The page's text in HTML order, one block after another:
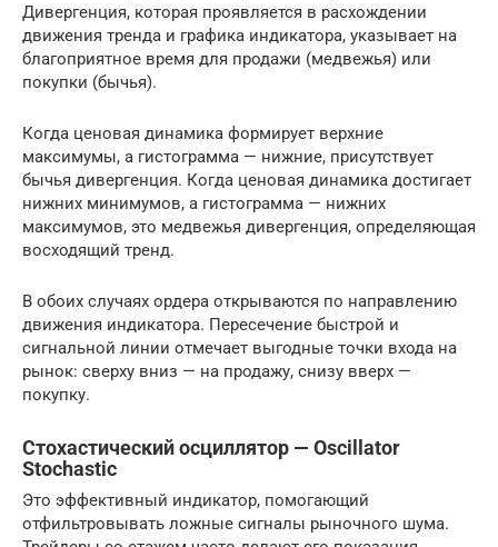
Дивергенция, которая проявляется в расхождении
движения тренда и графика индикатора, указывает на
благоприятное время для продажи (медвежья) или
покупки (бычья).
Когда ценовая динамика формирует верхние
максимумы, а гистограмма — нижние, присутствует
бычья дивергенция. Когда ценовая динамика достигает
нижних минимумов, а гистограмма — нижних
максимумов, это медвежья дивергенция, определяющая
восходящий тренд.
В обоих случаях ордера открываются по направлению
движения индикатора. Пересечение быстрой и
сигнальной линии отмечает выгодные точки входа на
рынок: сверху вниз — на продажу, снизу вверх —
покупку.
Стохастический осциллятор — Oscillator
Stochastic
Это эффективный индикатор, помогающий
отфильтровывать ложные сигналы рыночного шума.